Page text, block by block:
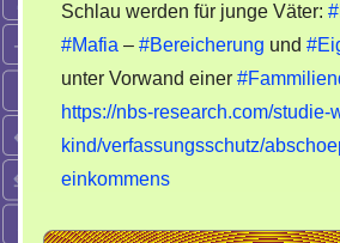
Schlau werden für junge Väter:
#Mafia – #Bereicherung und
unter Vorwand einer
https://nbs-research.com/studie-
kind/verfassungsschutz/
einkommens